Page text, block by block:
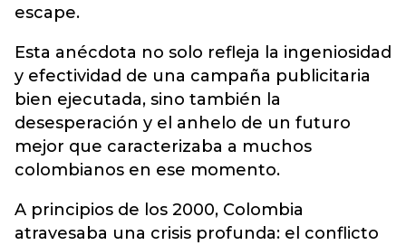
escape.
Esta anécdota no solo refleja la ingeniosidad
y efectividad de una campaña publicitaria
bien ejecutada, sino también la
desesperación y el anhelo de un futuro
mejor que caracterizaba a muchos
colombianos en ese momento.
A principios de los 2000, Colombia
atravesaba una crisis profunda: el conflicto